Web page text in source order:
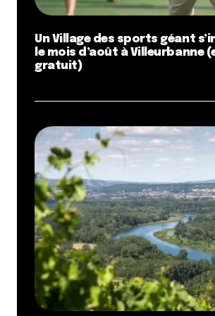
ses péniches et autres petits
Mais le plus chouette, c’est
dressé tout pile dans l’axe,
Blanc, celui ci s’illumine le
rouge, orange et rose, faisant
le bleu et blanc du ciel….de
Ceux qui ont la chance de ne
rez-de chaussée comme moi,
également voir la basilique
opposée à celle qu’on a
ville, et leur vue de derrière
voir tous les monts d’or etc…
comme seul le crayon peut
Lyon…. avec les arbres,
Un Village des sports géant
le mois d’août à Villeurbanne
gratuit)